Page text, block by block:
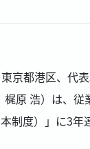
京都港区、代
原 浩）は、
制度）」に3年